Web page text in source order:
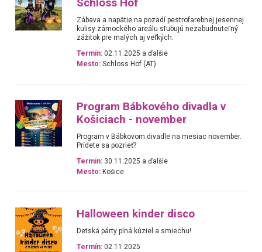
Schloss Hof
Zábava a napätie na pozadí pestrofarebnej jesennej
kulisy zámockého areálu sľubujú nezabudnuteľný
zážitok pre malých aj veľkých.
Termín: 02.11.2025 a ďalšie
Mesto: Schloss Hof (AT)
Program Bábkového divadla v
Košiciach - november
Program v Bábkovom divadle na mesiac november.
Prídete sa pozrieť?
Termín: 30.11.2025 a ďalšie
Mesto: Košice
Halloween kinder disco
Detská párty plná kúziel a smiechu!
Termín: 02.11.2025